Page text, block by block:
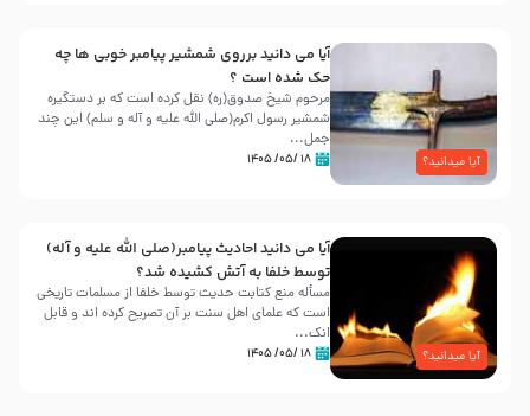
آیا میدانید؟
آیا می دانید برروی شمشیر پیامبر خوبی ها چه
حک شده است ؟
مرحوم شیخ صدوق(ره) نقل کرده است که بر دستگیره
شمشیر رسول اکرم(صلی الله علیه و آله و سلم) این چند
جمل...
۱۸ /۰۵/ ۱۴۰۵
آیا میدانید؟
آیا می دانید احادیث پیامبر(صلی الله علیه و آله)
توسط خلفا به آتش کشیده شد؟
مسأله منع کتابت حدیث توسط خلفا از مسلمات تاریخی
است که علمای اهل سنت بر آن تصریح کرده اند و قابل
انک...
۱۸ /۰۵/ ۱۴۰۵